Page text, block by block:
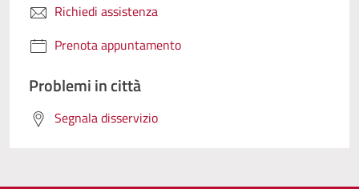
Richiedi assistenza
Prenota appuntamento
Problemi in città
Segnala disservizio